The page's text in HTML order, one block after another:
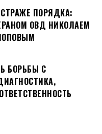
ПОРЯДКА:
ОВД НИКОЛАЕМ
БОРЬБЫ С